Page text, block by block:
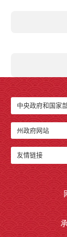
中央政府和国家
州政府网站
友情链接